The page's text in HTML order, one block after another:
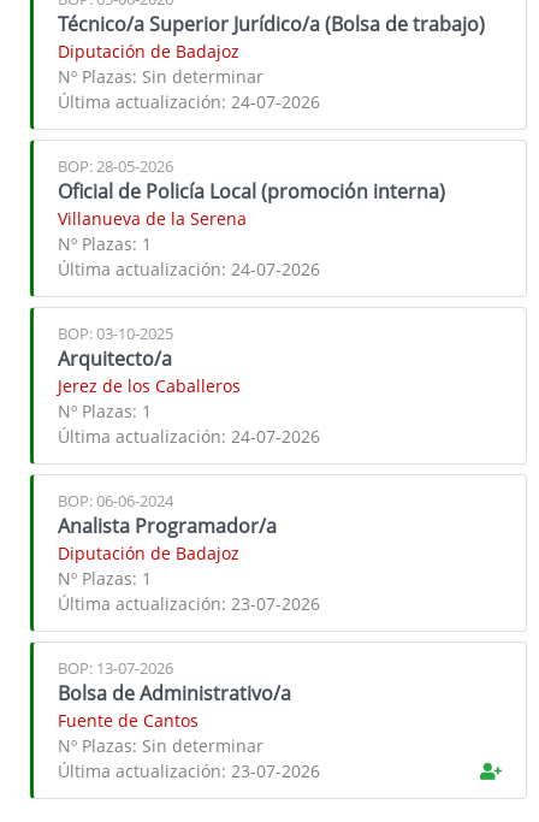
Técnico/a Superior Jurídico/a (Bolsa de trabajo)
Diputación de Badajoz
Nº Plazas: Sin determinar
Última actualización: 24-07-2026
BOP: 28-05-2026
Oficial de Policía Local (promoción interna)
Villanueva de la Serena
Nº Plazas: 1
Última actualización: 24-07-2026
BOP: 03-10-2025
Arquitecto/a
Jerez de los Caballeros
Nº Plazas: 1
Última actualización: 24-07-2026
BOP: 06-06-2024
Analista Programador/a
Diputación de Badajoz
Nº Plazas: 1
Última actualización: 23-07-2026
BOP: 13-07-2026
Bolsa de Administrativo/a
Fuente de Cantos
Nº Plazas: Sin determinar
Última actualización: 23-07-2026